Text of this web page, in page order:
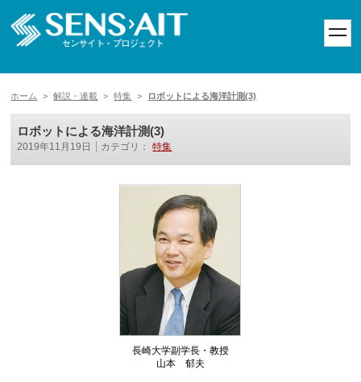
toggle
ホーム > 解説・連載 > 特集 > ロボットによる海洋計測(3)
ロボットによる海洋計測(3)
2019年11月19日 カテゴリ： 特集
長崎大学副学長・教授
山本 郁夫